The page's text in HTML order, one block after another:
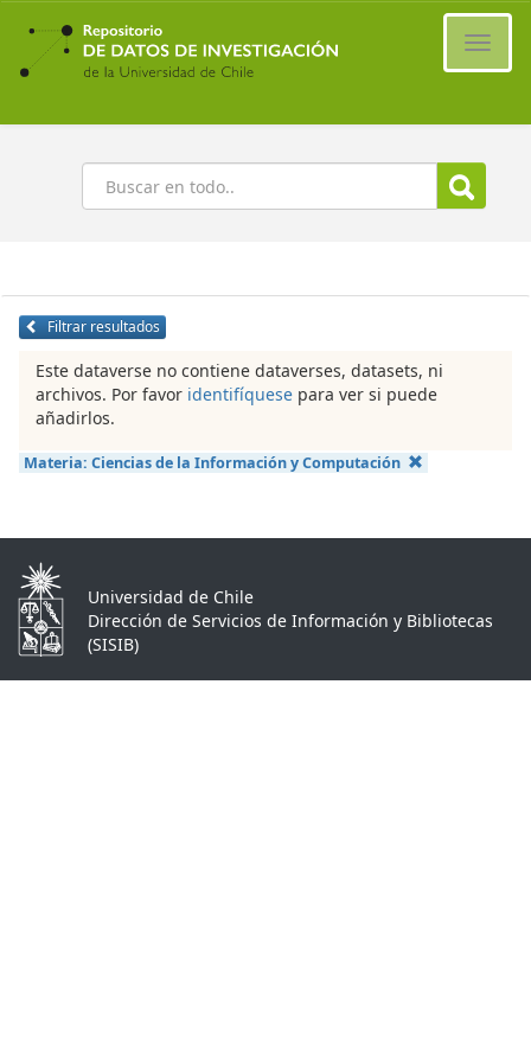
Ir
contenido
principal
Buscar
Filtrar resultados
Este dataverse no contiene dataverses, datasets, ni
archivos. Por favor identifíquese para ver si puede
añadirlos.
Materia: Ciencias de la Información y Computación
Universidad de Chile
Dirección de Servicios de Información y Bibliotecas
(SISIB)